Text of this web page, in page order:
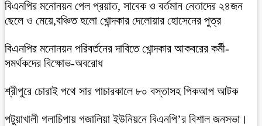
বিএনপির মনোনয়ন পেল প্রয়াত, সাবেক ও বর্তমান নেতাদের ২৪জন
ছেলে ও মেয়ে,বঞ্চিত হলো খোন্দকার দেলোয়ার হোসেনের পুত্র
বিএনপির মনোনয়ন পরিবর্তনের দাবিতে খোন্দকার আকবরের কর্মী-
সমর্থকদের বিক্ষোভ-অবরোধ
শ্রীপুরে চোরাই পথে সার পাচারকালে ৮০ বস্তাসহ পিকআপ আটক
‎পটুয়াখালী গলাচিপায় গজালিয়া ইউনিয়নে বিএনপি’র বিশাল জনসভা।